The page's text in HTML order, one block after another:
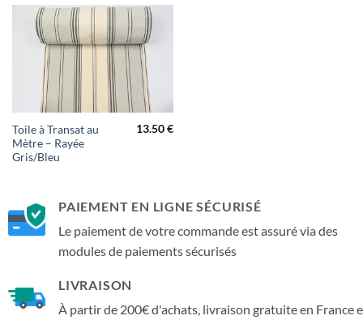
Toile à Transat au
Mètre – Rayée
Gris/Bleu
13.50€
PAIEMENT EN LIGNE SÉCURISÉ
Le paiement de votre commande est assuré via des
modules de paiements sécurisés
LIVRAISON
À partir de 200€ d'achats, livraison gratuite en France